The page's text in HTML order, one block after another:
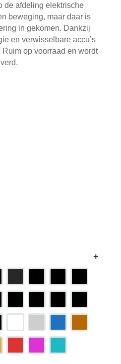
de afdeling elektrische
beweging, maar daar is
in gekomen. Dankzij
en verwisselbare accu’s
op voorraad en wordt
+